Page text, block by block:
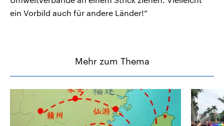
ein Vorbild auch für andere Länder!“
Mehr zum Thema